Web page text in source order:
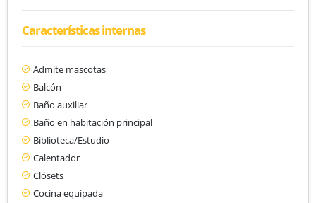
Características internas
Admite mascotas
Balcón
Baño auxiliar
Baño en habitación principal
Biblioteca/Estudio
Calentador
Clósets
Cocina equipada